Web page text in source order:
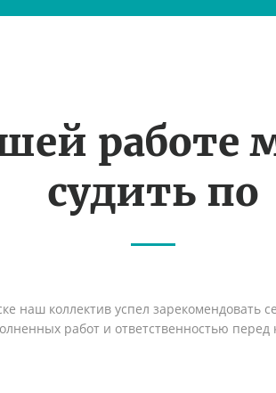
работе
судить по
наш коллектив успел зарекомендовать
работ и ответственностью